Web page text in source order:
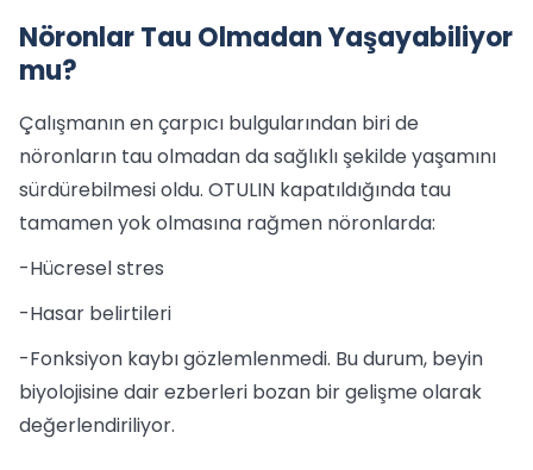
Nöronlar Tau Olmadan Yaşayabiliyor
mu?
Çalışmanın en çarpıcı bulgularından biri de
nöronların tau olmadan da sağlıklı şekilde yaşamını
sürdürebilmesi oldu. OTULIN kapatıldığında tau
tamamen yok olmasına rağmen nöronlarda:
-Hücresel stres
-Hasar belirtileri
-Fonksiyon kaybı gözlemlenmedi. Bu durum, beyin
biyolojisine dair ezberleri bozan bir gelişme olarak
değerlendiriliyor.